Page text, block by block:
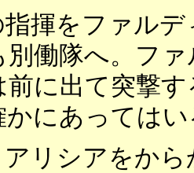
揮をファルデ
別働隊へ。フ
前に出て突撃
かにあっては
リシアをから